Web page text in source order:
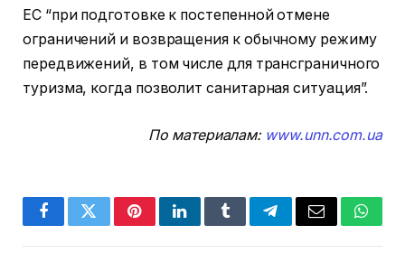
ЕС “при подготовке к постепенной отмене
ограничений и возвращения к обычному режиму
передвижений, в том числе для трансграничного
туризма, когда позволит санитарная ситуация”.
По материалам: www.unn.com.ua
FacebookTwitterPinterestLinkedInTumblrTelegramEmail